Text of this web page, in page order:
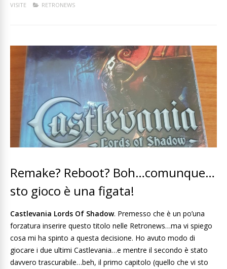
VISITE
RETRONEWS
Remake? Reboot? Boh…comunque…
sto gioco è una figata!
Castlevania Lords Of Shadow. Premesso che è un po’una
forzatura inserire questo titolo nelle Retronews…ma vi spiego
cosa mi ha spinto a questa decisione. Ho avuto modo di
giocare i due ultimi Castlevania…e mentre il secondo è stato
davvero trascurabile…beh, il primo capitolo (quello che vi sto